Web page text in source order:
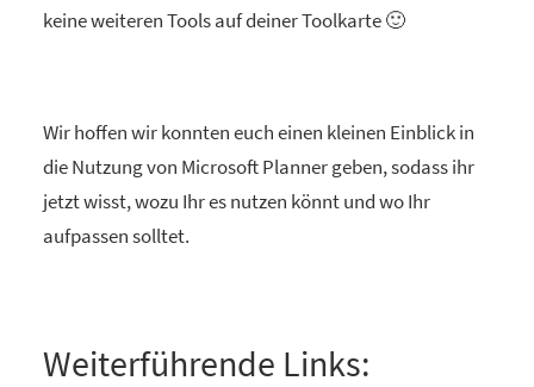
keine weiteren Tools auf deiner Toolkarte 🙂
Wir hoffen wir konnten euch einen kleinen Einblick in
die Nutzung von Microsoft Planner geben, sodass ihr
jetzt wisst, wozu Ihr es nutzen könnt und wo Ihr
aufpassen solltet.
Weiterführende Links: